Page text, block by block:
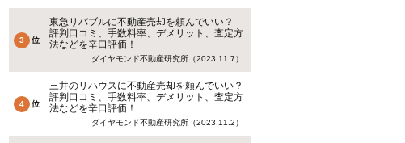
東急リバブルに不動産売却を頼んでいい？
評判口コミ、手数料率、デメリット、査定方
法などを辛口評価！
ダイヤモンド不動産研究所（2023.11.7）
三井のリハウスに不動産売却を頼んでいい？
評判口コミ、手数料率、デメリット、査定方
法などを辛口評価！
ダイヤモンド不動産研究所（2023.11.2）